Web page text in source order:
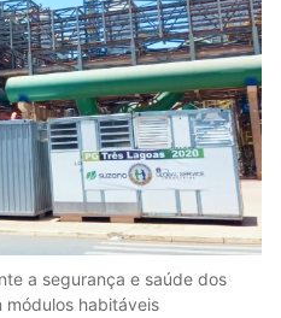
a segurança e saúde dos
módulos habitáveis